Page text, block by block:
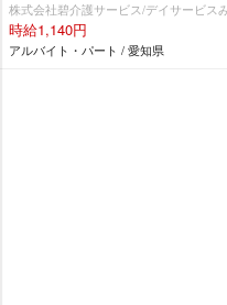
株式会社碧介護サービス/デイサービス
時給1,140円
アルバイト・パート / 愛知県